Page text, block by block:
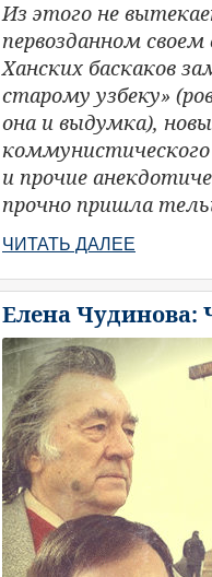
Из этого не
первозданном
Ханских баскаков
старому узбеку»
она и выдумка),
и прочие
прочно пришла
ЧИТАТЬ ДАЛЕЕ
Елена Чудинова: